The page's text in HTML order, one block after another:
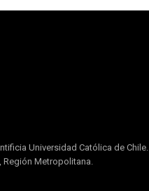
Universidad Católica de Chile.
Región Metropolitana.